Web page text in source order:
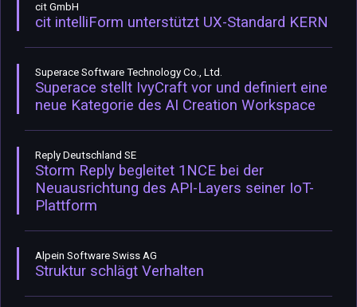
cit GmbH
cit intelliForm unterstützt UX-Standard KERN
Superace Software Technology Co., Ltd.
Superace stellt IvyCraft vor und definiert eine
neue Kategorie des AI Creation Workspace
Reply Deutschland SE
Storm Reply begleitet 1NCE bei der
Neuausrichtung des API-Layers seiner IoT-
Plattform
Alpein Software Swiss AG
Struktur schlägt Verhalten